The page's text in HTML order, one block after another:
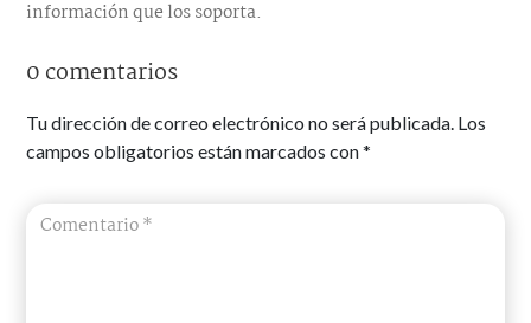
información que los soporta.
0 comentarios
Tu dirección de correo electrónico no será publicada. Los
campos obligatorios están marcados con*